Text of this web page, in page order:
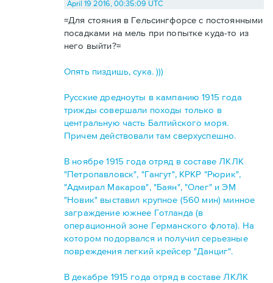
April 19 2016, 00:35:09 UTC
=Для стояния в Гельсингфорсе с постоянными
посадками на мель при попытке куда-то из
него выйти?=
Опять пиздишь, сука. )))
Русские дредноуты в кампанию 1915 года
трижды совершали походы только в
центральную часть Балтийского моря.
Причем действовали там сверхуспешно.
В ноябре 1915 года отряд в составе ЛКЛК
"Петропавловск", "Гангут", КРКР "Рюрик",
"Адмирал Макаров", "Баян", "Олег" и ЭМ
"Новик" выставил крупное (560 мин) минное
заграждение южнее Готланда (в
операционной зоне Германского флота). На
котором подорвался и получил серьезные
повреждения легкий крейсер "Данциг".
В декабре 1915 года отряд в составе ЛКЛК